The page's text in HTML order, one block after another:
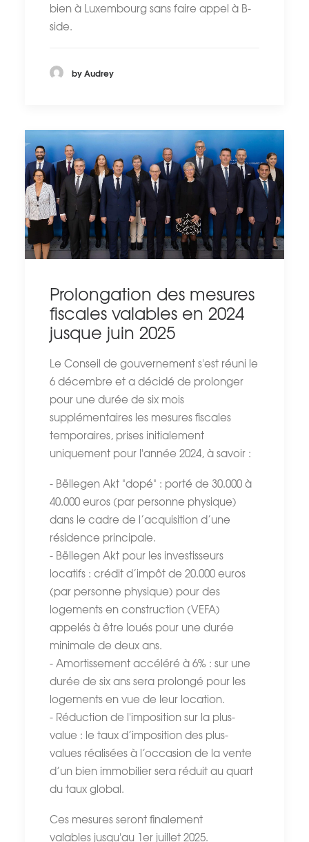
bien à Luxembourg sans faire appel à B-
side.
by Audrey
Prolongation des mesures
fiscales valables en 2024
jusque juin 2025
Le Conseil de gouvernement s'est réuni le
6 décembre et a décidé de prolonger
pour une durée de six mois
supplémentaires les mesures fiscales
temporaires, prises initialement
uniquement pour l'année 2024, à savoir :
- Bëllegen Akt "dopé" : porté de 30.000 à
40.000 euros (par personne physique)
dans le cadre de l’acquisition d’une
résidence principale.
- Bëllegen Akt pour les investisseurs
locatifs : crédit d’impôt de 20.000 euros
(par personne physique) pour des
logements en construction (VEFA)
appelés à être loués pour une durée
minimale de deux ans.
- Amortissement accéléré à 6% : sur une
durée de six ans sera prolongé pour les
logements en vue de leur location.
- Réduction de l'imposition sur la plus-
value : le taux d’imposition des plus-
values réalisées à l’occasion de la vente
d’un bien immobilier sera réduit au quart
du taux global.
Ces mesures seront finalement
valables jusqu'au 1er juillet 2025.